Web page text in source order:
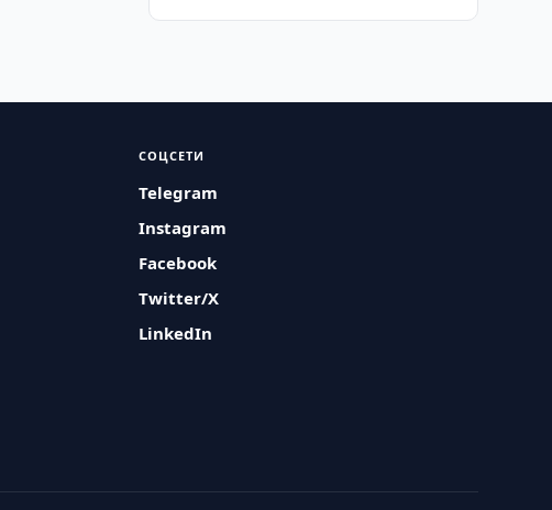
СОЦСЕТИ
Telegram
Instagram
Facebook
Twitter/X
LinkedIn